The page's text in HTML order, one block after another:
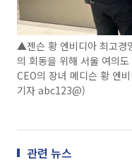
▲젠슨 황 엔비디아 최고경
의 회동을 위해 서울 여의
CEO의 장녀 메디슨 황 엔
기자 abc123@)
관련 뉴스